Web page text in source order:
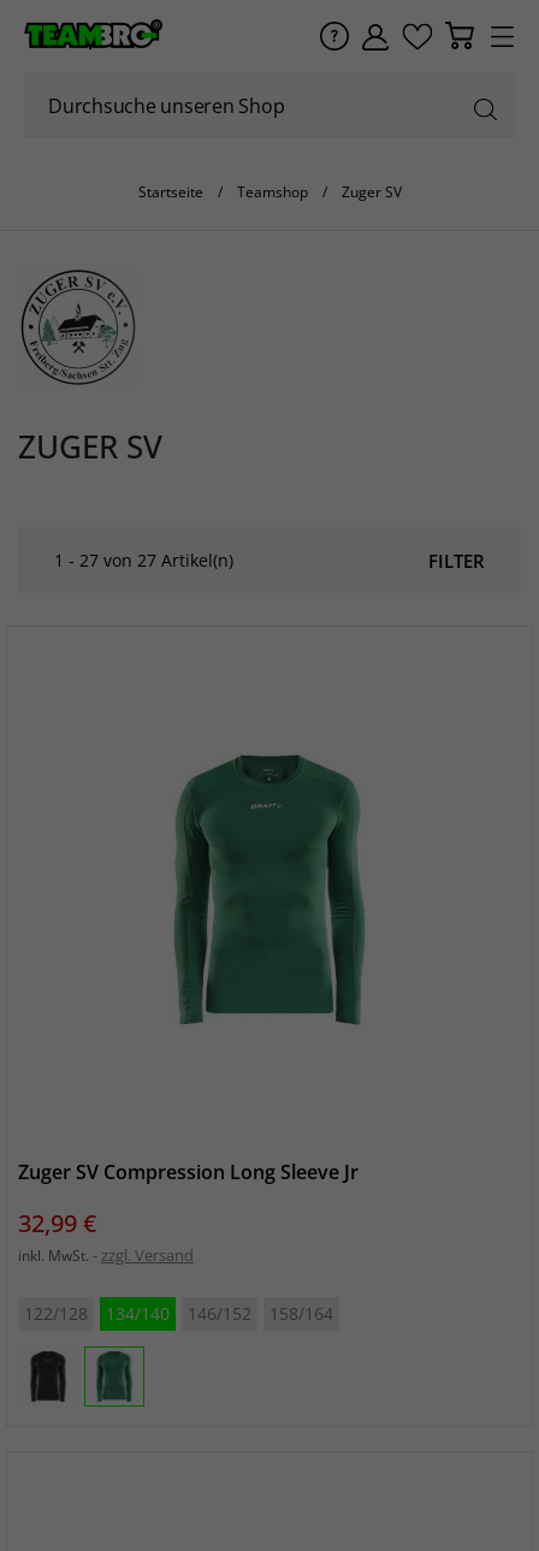
Startseite Teamshop Zuger SV
ZUGER SV
FILTER
1 - 27 von 27 Artikel(n)
Zuger SV Compression Long Sleeve Jr
Preis
32,99 €
inkl. MwSt. zzgl. Versand
122/128 134/140 146/152 158/164